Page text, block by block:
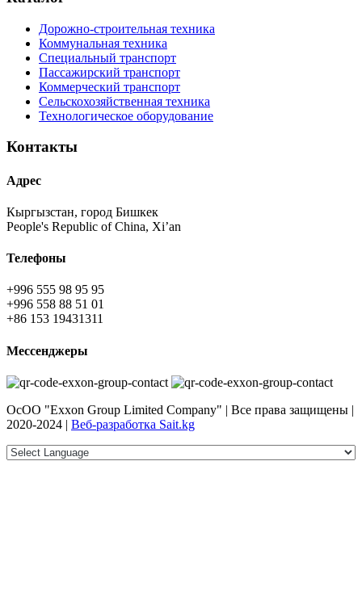
Дорожно-строительная техника
Коммунальная техника
Специальный транспорт
Пассажирский транспорт
Коммерческий транспорт
Сельскохозяйственная техника
Технологическое оборудование
Контакты
Адрес
Кыргызстан, город Бишкек
People's Republic of China, Xi’an
Телефоны
+996 555 98 95 95
+996 558 88 51 01
+86 153 19431311
Мессенджеры
ОсОО "Exxon Group Limited Company" | Все права защищены |
2020-2024 | Веб-разработка Sait.kg